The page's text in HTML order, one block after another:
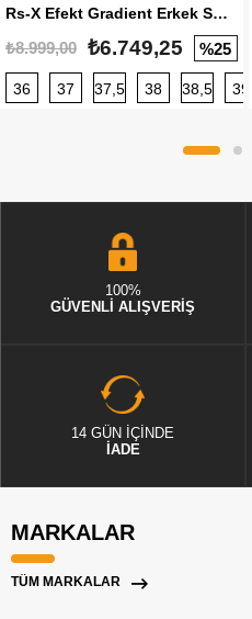
Rs-X Efekt Gradient Erkek Sneaker
₺8.999,00 ₺6.749,25 %25
36 37 37,5 38 38,5 39
100%
GÜVENLİ ALIŞVERİŞ
14 GÜN İÇİNDE
İADE
MARKALAR
TÜM MARKALAR